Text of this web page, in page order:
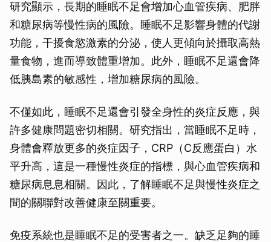
研究顯示，長期的睡眠不足會增加心血管疾病、肥胖
和糖尿病等慢性病的風險。睡眠不足影響身體的代謝
功能，干擾食慾激素的分泌，使人更傾向於攝取高熱
量食物，進而導致體重增加。此外，睡眠不足還會降
低胰島素的敏感性，增加糖尿病的風險。
不僅如此，睡眠不足還會引發全身性的炎症反應，與
許多健康問題密切相關。研究指出，當睡眠不足時，
身體會釋放更多的炎症因子，CRP（C反應蛋白）水
平升高，這是一種慢性炎症的指標，與心血管疾病和
糖尿病息息相關。因此，了解睡眠不足與慢性炎症之
間的關聯對改善健康至關重要。
免疫系統也是睡眠不足的受害者之一。缺乏足夠的睡